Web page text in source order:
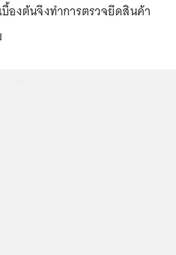
องต้นจึงทำการตรวจยึดสินค้า